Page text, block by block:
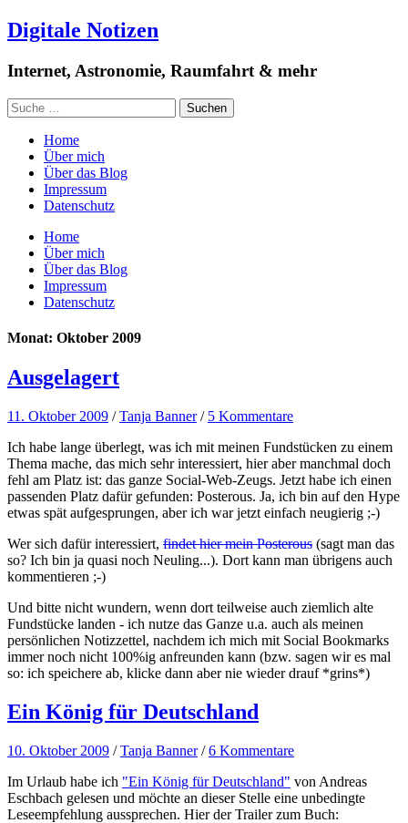
Digitale Notizen
Internet, Astronomie, Raumfahrt & mehr
Home
Über mich
Über das Blog
Impressum
Datenschutz
Home
Über mich
Über das Blog
Impressum
Datenschutz
Monat: Oktober 2009
Ausgelagert
11. Oktober 2009 /Tanja Banner / 5 Kommentare
Ich habe lange überlegt, was ich mit meinen Fundstücken zu einem
Thema mache, das mich sehr interessiert, hier aber manchmal doch
fehl am Platz ist: das ganze Social-Web-Zeugs. Jetzt habe ich einen
passenden Platz dafür gefunden: Posterous. Ja, ich bin auf den Hype
etwas spät aufgesprungen, aber ich war jetzt einfach neugierig ;-)
Wer sich dafür interessiert, findet hier mein Posterous (sagt man das
so? Ich bin ja quasi noch Neuling...). Dort kann man übrigens auch
kommentieren ;-)
Und bitte nicht wundern, wenn dort teilweise auch ziemlich alte
Fundstücke landen - ich nutze das Ganze u.a. auch als meinen
persönlichen Notizzettel, nachdem ich mich mit Social Bookmarks
immer noch nicht 100%ig anfreunden kann (bzw. sagen wir es mal
so: ich speichere ab, klicke dann aber nie wieder drauf *grins*)
Ein König für Deutschland
10. Oktober 2009 /Tanja Banner /6 Kommentare
Im Urlaub habe ich "Ein König für Deutschland" von Andreas
Eschbach gelesen und möchte an dieser Stelle eine unbedingte
Leseempfehlung aussprechen. Hier der Trailer zum Buch: